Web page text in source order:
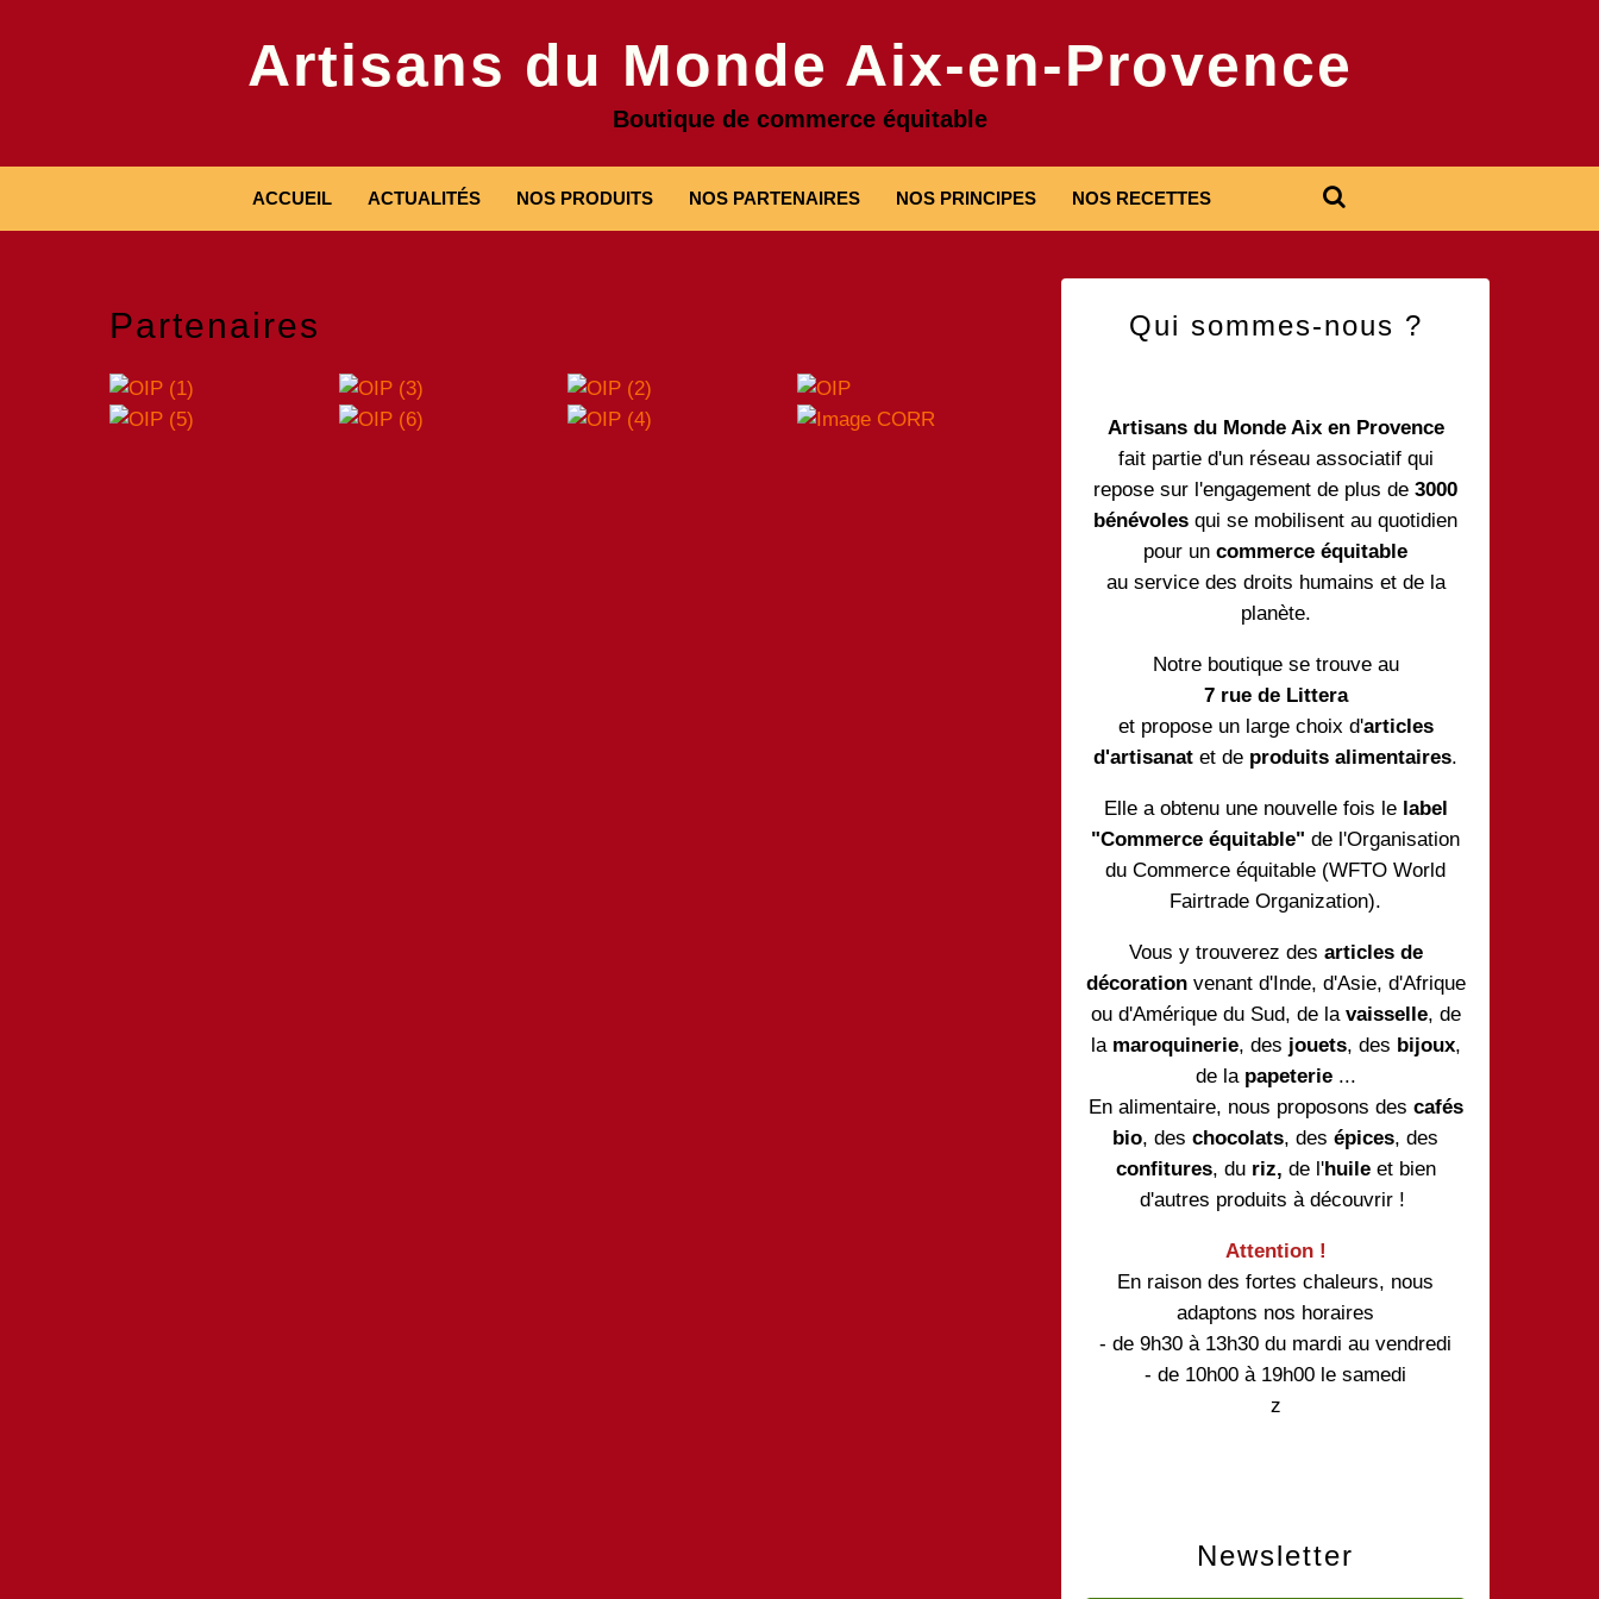
Artisans du Monde Aix-en-Provence
Boutique de commerce équitable
ACCUEIL ACTUALITÉS NOS PRODUITS NOS PARTENAIRES NOS PRINCIPES NOS RECETTES
Partenaires
Newsletter
Qui sommes-nous ?
Artisans du Monde Aix en Provence
fait partie d'un réseau associatif qui
repose sur l'engagement de plus de 3000
bénévoles qui se mobilisent au quotidien
pour un commerce équitable
au service des droits humains et de la
planète.
Notre boutique se trouve au
7 rue de Littera
et propose un large choix d'articles
d'artisanat et de produits alimentaires.
Elle a obtenu une nouvelle fois lelabel
"Commerce équitable" de l'Organisation
du Commerce équitable (WFTO World
Fairtrade Organization).
Vous y trouverez des articles de
décorationvenant d'Inde, d'Asie, d'Afrique
ou d'Amérique du Sud, de la vaisselle, de
la maroquinerie, des jouets, des bijoux,
de la papeterie...
En alimentaire, nous proposons des cafés
bio, des chocolats, des épices, des
confitures, duriz, de l'huileet bien
d'autres produits à découvrir !
Attention !
En raison des fortes chaleurs, nous
adaptons nos horaires
- de 9h30 à 13h30 du mardi au vendredi
- de 10h00 à 19h00 le samedi
z